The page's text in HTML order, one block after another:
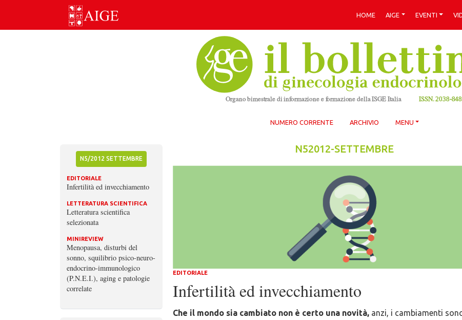
Skip
HOME AIGE EVENTI
NUMERO CORRENTE ARCHIVIO MENU
N5/2012 SETTEMBRE
EDITORIALE
Infertilità ed invecchiamento
LETTERATURA SCIENTIFICA
Letteratura scientifica
selezionata
MINIREVIEW
Menopausa, disturbi del
sonno, squilibrio psico-neuro-
endocrino-immunologico
(P.N.E.I.), aging e patologie
correlate
N52012-SETTEMBRE
EDITORIALE
Infertilità ed invecchiamento
Che il mondo sia cambiato non è certo una novità, anzi, i cambiamenti